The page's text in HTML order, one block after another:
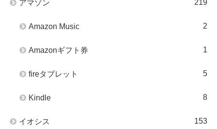
アマゾン 219
Amazon Music 2
Amazonギフト券 1
fireタブレット 5
Kindle 8
イオシス 153